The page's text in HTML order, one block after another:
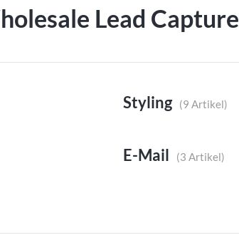
Lead Capture
Styling 9 Artikel
E-Mail 3 Artikel